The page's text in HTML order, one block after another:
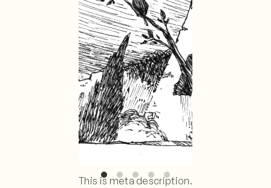
This is meta description.